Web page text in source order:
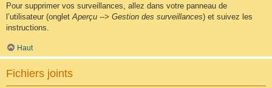
Pour supprimer vos surveillances, allez dans votre panneau de
l’utilisateur (onglet Aperçu --> Gestion des surveillances) et suivez les
instructions.
Haut
Fichiers joints